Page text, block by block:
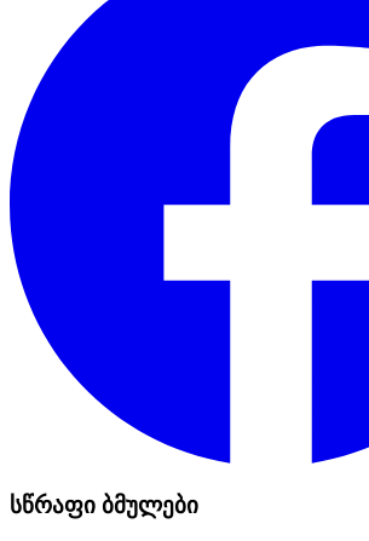
სწრაფი ბმულები